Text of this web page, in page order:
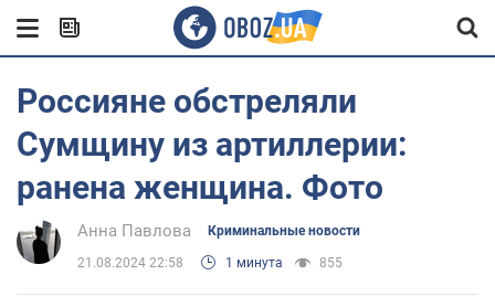
Россияне обстреляли
Сумщину из артиллерии:
ранена женщина. Фото
Анна Павлова Криминальные новости
21.08.2024 22:58 1 минута 855